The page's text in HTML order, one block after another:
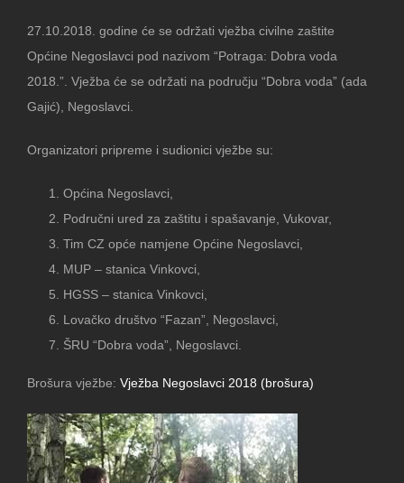
27.10.2018. godine će se održati vježba civilne zaštite
Općine Negoslavci pod nazivom “Potraga: Dobra voda
2018.”. Vježba će se održati na području “Dobra voda” (ada
Gajić), Negoslavci.
Organizatori pripreme i sudionici vježbe su:
Općina Negoslavci,
Područni ured za zaštitu i spašavanje, Vukovar,
Tim CZ opće namjene Općine Negoslavci,
MUP – stanica Vinkovci,
HGSS – stanica Vinkovci,
Lovačko društvo “Fazan”, Negoslavci,
ŠRU “Dobra voda”, Negoslavci.
Brošura vježbe: Vježba Negoslavci 2018 (brošura)